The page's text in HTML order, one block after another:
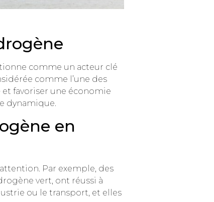
comme un acteur clé
comme l’une des
favoriser une économie
dynamique.
en
Par exemple, des
vert, ont réussi à
ou le transport, et elles